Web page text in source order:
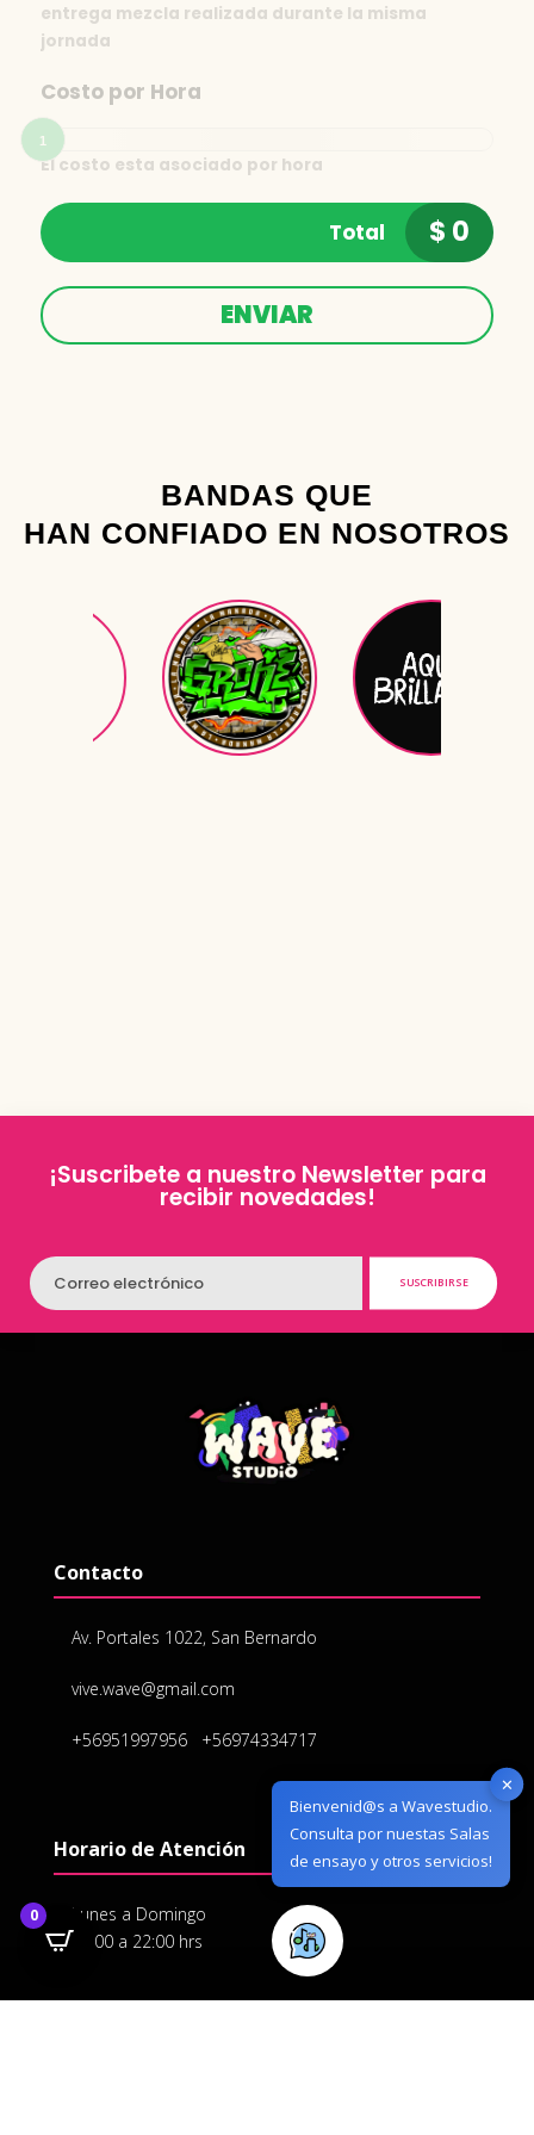
entrega mezcla realizada durante la misma
jornada
Costo por Hora
1
El costo esta asociado por hora
Total $ 0
ENVIAR
Tu correo electrónico
Tu Dirección
BANDAS QUE
HAN CONFIADO EN NOSOTROS
¡Suscribete a nuestro Newsletter para
recibir novedades!
SUSCRIBIRSE
Contacto
Av. Portales 1022, San Bernardo
vive.wave@gmail.com
+56951997956 +56974334717
Horario de Atención
Lunes a Domingo
11:00 a 22:00 hrs
0
✕
Bienvenid@s a Wavestudio.
Consulta por nuestas Salas
de ensayo y otros servicios!